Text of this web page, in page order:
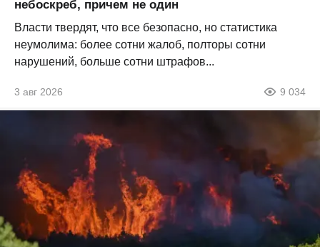
небоскреб, причем не один
Власти твердят, что все безопасно, но статистика
неумолима: более сотни жалоб, полторы сотни
нарушений, больше сотни штрафов...
3 авг 2026 9 034